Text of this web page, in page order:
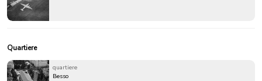
Quartiere
quartiere
Besso